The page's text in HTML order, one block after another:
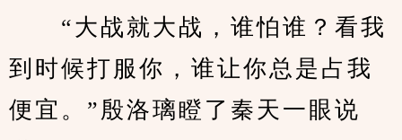
“大战就大战，谁怕谁？看我
到时候打服你，谁让你总是占我
便宜。”殷洛璃瞪了秦天一眼说